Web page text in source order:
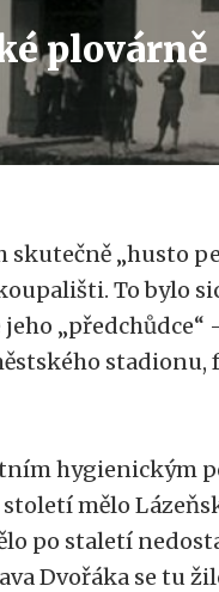
plovárně
skutečně „husto
To bylo
„předchůdce“
stadionu,
hygienickým
století mělo
po staletí
Dvořáka se tu